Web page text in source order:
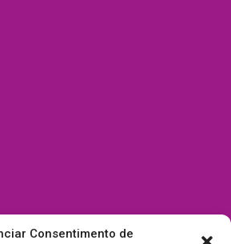
Consentimento de